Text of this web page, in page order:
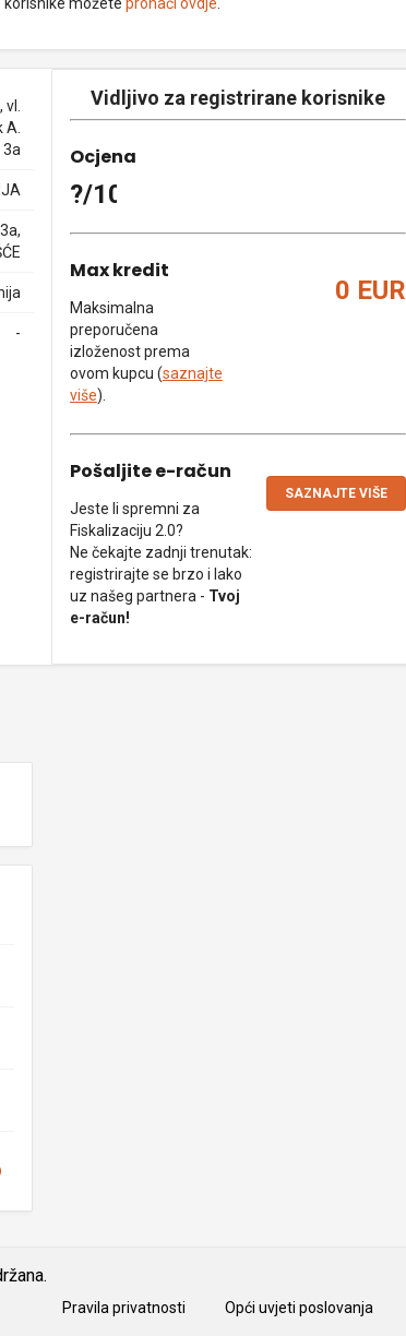
A.
-
Vidljivo za registrirane korisnike
Ocjena
?/10
Max kredit
Maksimalna
preporučena
izloženost prema
ovom kupcu (saznajte
više).
0 EUR
Pošaljite e-račun
Jeste li spremni za
Fiskalizaciju 2.0?
Ne čekajte zadnji trenutak:
registrirajte se brzo i lako
uz našeg partnera - Tvoj
e-račun!
SAZNAJTE VIŠE
Pravila privatnosti Opći uvjeti poslovanja